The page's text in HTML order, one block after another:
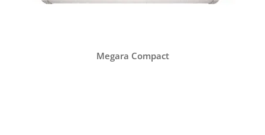
Megara Compact